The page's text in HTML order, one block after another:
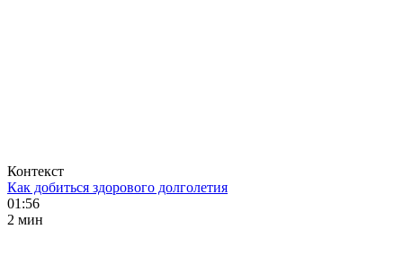
Контекст
Как добиться здорового долголетия
01:56
2 мин